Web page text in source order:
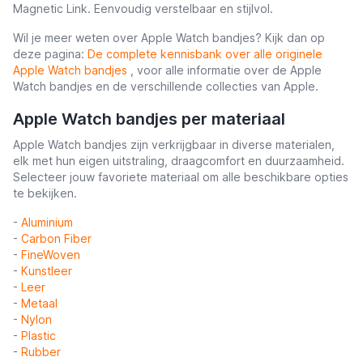
Magnetic Link. Eenvoudig verstelbaar en stijlvol.
Wil je meer weten over Apple Watch bandjes? Kijk dan op
deze pagina: De complete kennisbank over alle originele
Apple Watch bandjes
, voor alle informatie over de Apple
Watch bandjes en de verschillende collecties van Apple.
Apple Watch bandjes per materiaal
Apple Watch bandjes zijn verkrijgbaar in diverse materialen,
elk met hun eigen uitstraling, draagcomfort en duurzaamheid.
Selecteer jouw favoriete materiaal om alle beschikbare opties
te bekijken.
- Aluminium
- Carbon Fiber
- FineWoven
- Kunstleer
- Leer
- Metaal
- Nylon
- Plastic
- Rubber